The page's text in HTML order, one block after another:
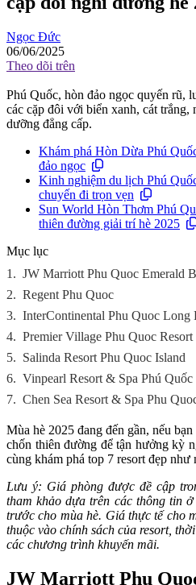
Ngọc Đức
06/06/2025
Theo dõi trên
Phú Quốc, hòn đảo ngọc quyến rũ,
các cặp đôi với biển xanh, cát
dưỡng đẳng cấp.
Khám phá Hòn Dừa Phú
đảo ngọc
Kinh nghiệm du lịch Phú
chuyến đi trọn vẹn
Sun World Hòn Thơm Phú
thiên đường giải trí hè 2025
Mục lục
1. JW Marriott Phu Quoc Emerald
2. Regent Phu Quoc
3. InterContinental Phu Quoc Long
4. Premier Village Phu Quoc
5. Salinda Resort Phu Quoc Island
6. Vinpearl Resort & Spa Phú Quốc
7. Chen Sea Resort & Spa Phu
Mùa hè 2025 đang đến gần, nếu
chốn thiên đường để tận hưởng kỳ
cùng khám phá top 7 resort đẹp như
Lưu ý: Giá phòng được đề cập
tham khảo dựa trên các thông tin
trước cho mùa hè. Giá thực tế cho
thuộc vào chính sách của resort,
các chương trình khuyến mãi.
JW Marriott Phu